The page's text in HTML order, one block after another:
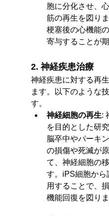
胞に分化させ、
筋の再生を図り
梗塞後の心機能
寄与することが
2. 神経疾患治療
神経疾患に対する再
ます。以下のような
す。
神経細胞の再生:
を目的とした研
脳卒中やパーキ
の損傷や死滅が
て、神経細胞の
す。iPS細胞から
用することで、
機能回復を図りま